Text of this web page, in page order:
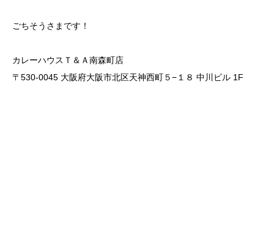
ごちそうさまです！
カレーハウスＴ＆Ａ南森町店
〒530-0045 大阪府大阪市北区天神西町５−１８ 中川ビル 1F